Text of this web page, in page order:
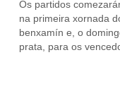
Os partidos
na primeira xornada
benxamín e, o
prata, para os